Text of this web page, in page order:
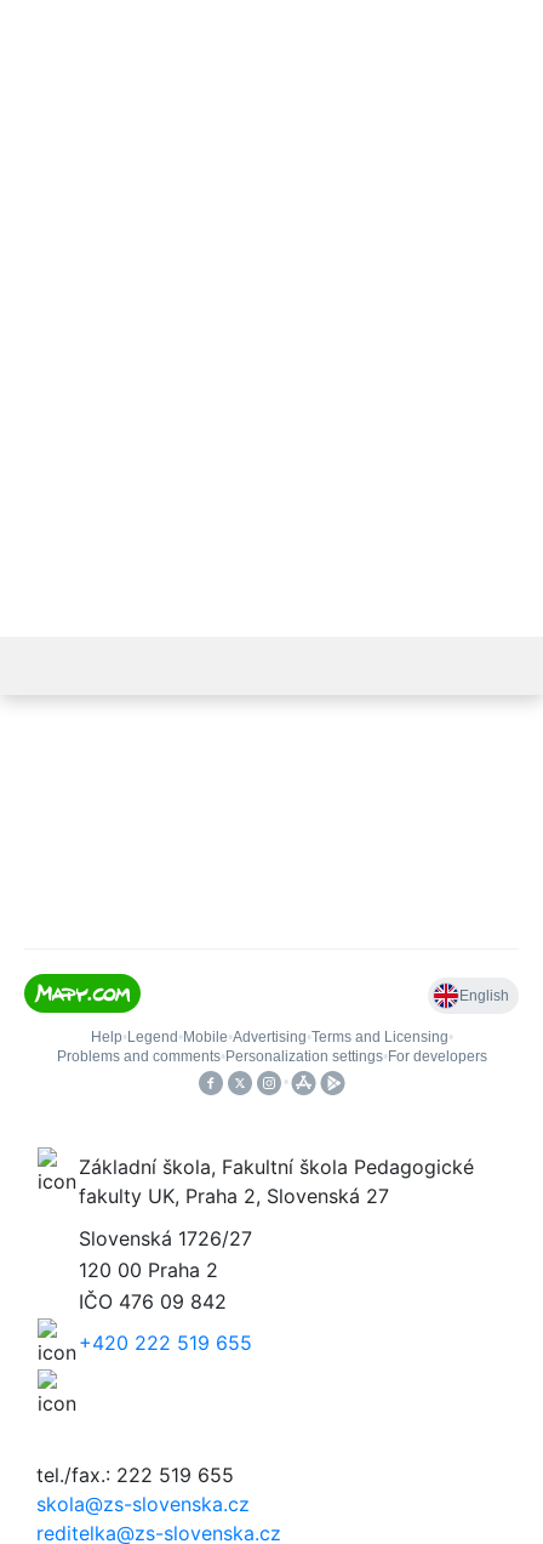
Základní škola, Fakultní škola Pedagogické
fakulty UK, Praha 2, Slovenská 27
Slovenská 1726/27
120 00 Praha 2
IČO 476 09 842
+420 222 519 655
tel./fax.: 222 519 655
skola@zs-slovenska.cz
reditelka@zs-slovenska.cz